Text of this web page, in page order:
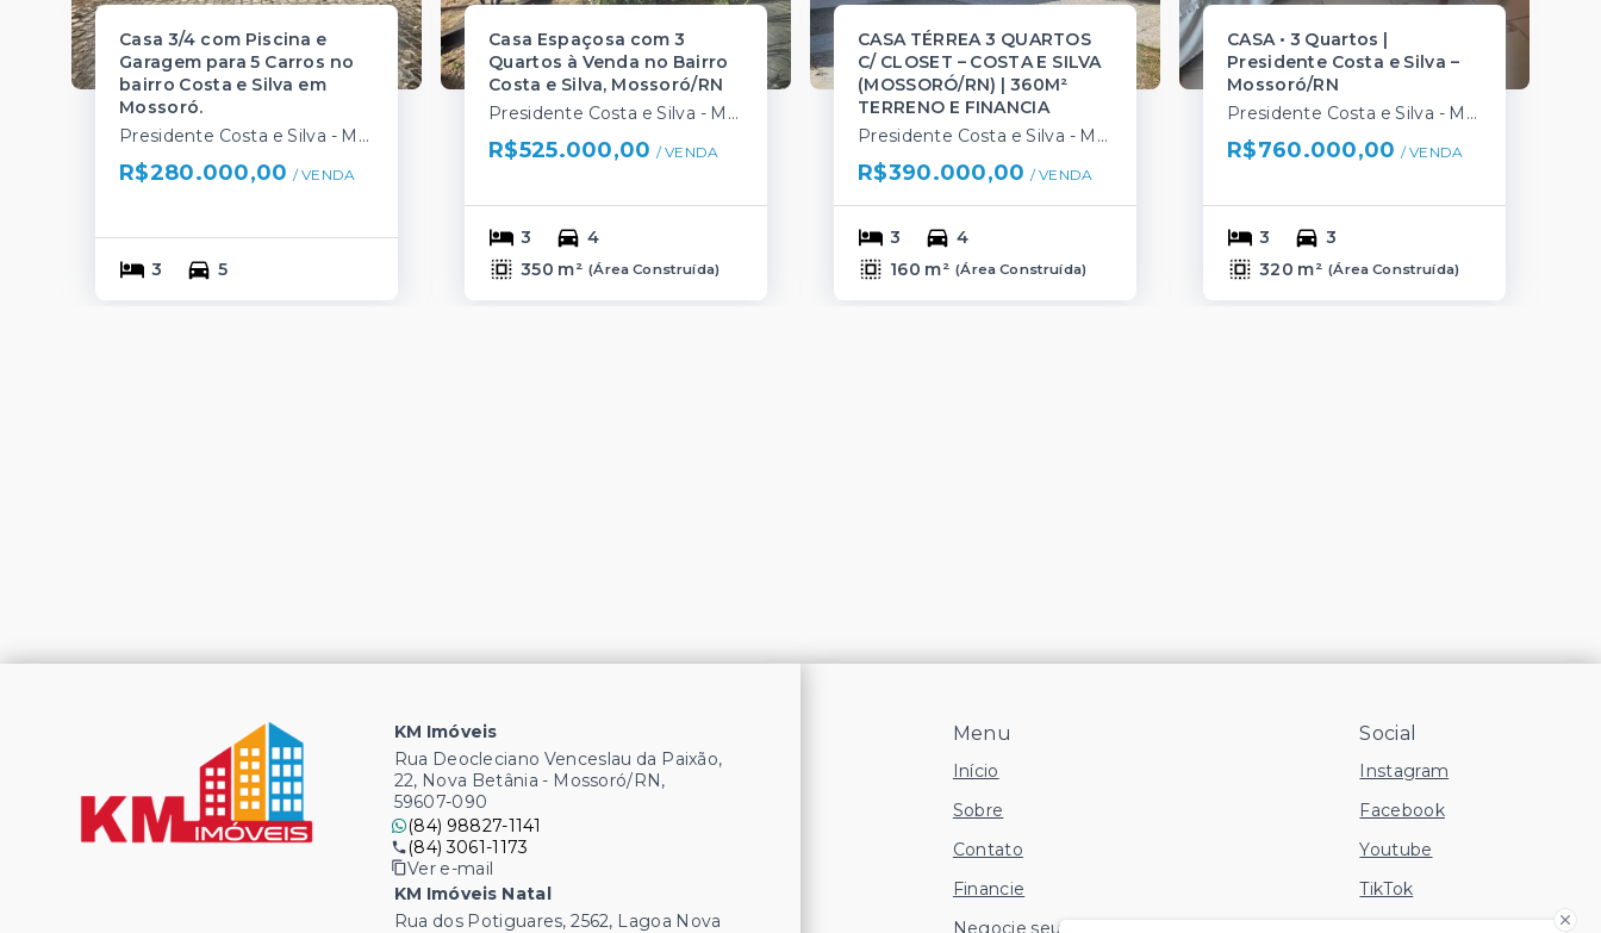
Casa 3/4 com Piscina e
Garagem para 5 Carros no
bairro Costa e Silva em
Mossoró.
Presidente Costa e Silva - Mossoró/RN
R$280.000,00 / VENDA
3 5
Casa Espaçosa com 3
Quartos à Venda no Bairro
Costa e Silva, Mossoró/RN
Presidente Costa e Silva - Mossoró/RN
R$525.000,00 / VENDA
3
4
350 m² (Área Construída)
CASA TÉRREA 3 QUARTOS
C/ CLOSET – COSTA E SILVA
(MOSSORÓ/RN) | 360M²
TERRENO E FINANCIA
Presidente Costa e Silva - Mossoró/RN
R$390.000,00 / VENDA
3
4
160 m² (Área Construída)
CASA • 3 Quartos |
Presidente Costa e Silva –
Mossoró/RN
Presidente Costa e Silva - Mossoró/RN
R$760.000,00 / VENDA
3
3
320 m² (Área Construída)
Menu
Início
Sobre
Contato
Financie
Negocie seu Imóvel
Social
Instagram
Facebook
Youtube
TikTok
KM Imóveis
Rua Deocleciano Venceslau da Paixão,
22, Nova Betânia - Mossoró/RN,
59607-090
(84) 98827-1141
(84) 3061-1173
Ver e-mail
KM Imóveis Natal
Rua dos Potiguares, 2562, Lagoa Nova